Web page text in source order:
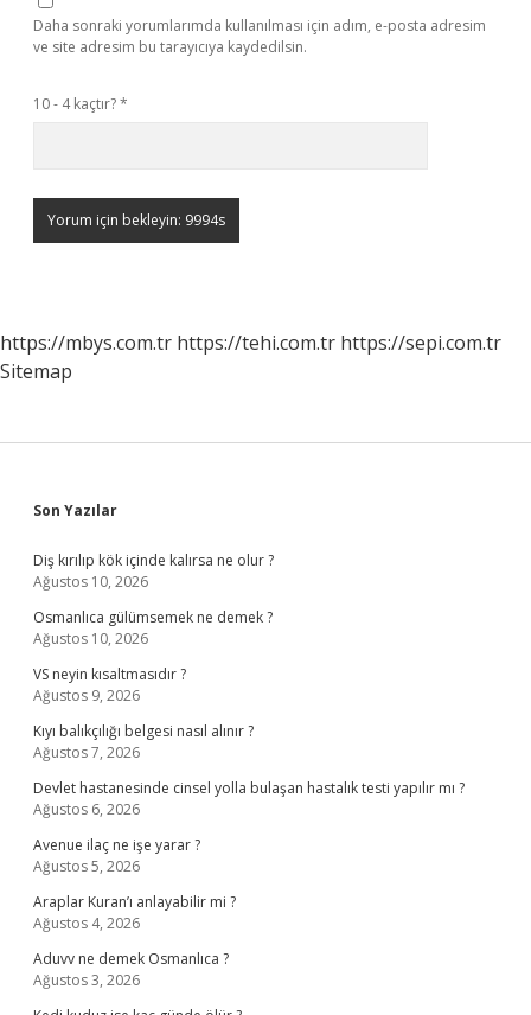
Daha sonraki yorumlarımda kullanılması için adım, e-posta adresim
ve site adresim bu tarayıcıya kaydedilsin.
10 - 4 kaçtır?*
https://mbys.com.tr https://tehi.com.tr https://sepi.com.tr
Sitemap
Sidebar
Son Yazılar
Diş kırılıp kök içinde kalırsa ne olur ?
Ağustos 10, 2026
Osmanlıca gülümsemek ne demek ?
Ağustos 10, 2026
VS neyin kısaltmasıdır ?
Ağustos 9, 2026
Kıyı balıkçılığı belgesi nasıl alınır ?
Ağustos 7, 2026
Devlet hastanesinde cinsel yolla bulaşan hastalık testi yapılır mı ?
Ağustos 6, 2026
Avenue ilaç ne işe yarar ?
Ağustos 5, 2026
Araplar Kuran’ı anlayabilir mi ?
Ağustos 4, 2026
Aduvv ne demek Osmanlıca ?
Ağustos 3, 2026